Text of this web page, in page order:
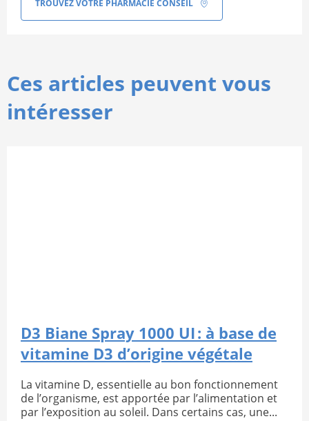
TROUVEZ VOTRE PHARMACIE CONSEIL
Ces articles peuvent vous
intéresser
D3 Biane Spray 1000 UI : à base de
vitamine D3 d’origine végétale
La vitamine D, essentielle au bon fonctionnement
de l’organisme, est apportée par l’alimentation et
par l’exposition au soleil. Dans certains cas, une...